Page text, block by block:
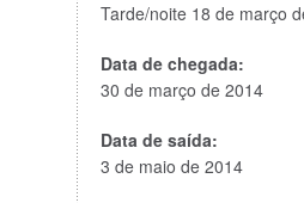
Tarde/noite 18 de março
Data de chegada:
30 de março de 2014
Data de saída:
3 de maio de 2014